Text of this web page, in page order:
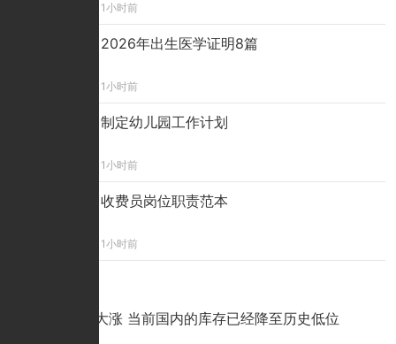
1小时前
2026年出生医学证明8篇
1小时前
制定幼儿园工作计划
1小时前
收费员岗位职责范本
1小时前
铜价突然大涨 当前国内的库存已经降至历史低位